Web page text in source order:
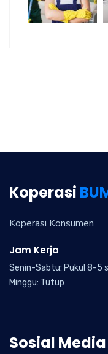
Koperasi
Koperasi Konsumen
Jam Kerja
Senin-Sabtu: Pukul 8-5
Minggu: Tutup
Sosial Media